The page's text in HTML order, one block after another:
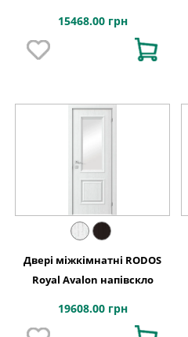
15468.00 грн
Двері міжкімнатні RODOS
Royal Avalon напівскло
19608.00 грн